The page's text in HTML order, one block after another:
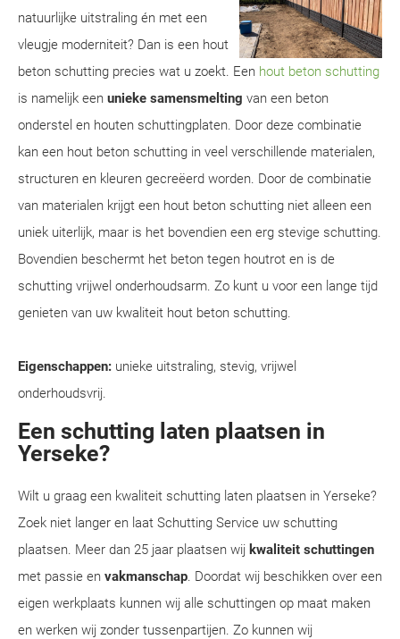
natuurlijke uitstraling én met een
vleugje moderniteit? Dan is een hout
beton schutting precies wat u zoekt. Een hout beton schutting
is namelijk een unieke samensmelting van een beton
onderstel en houten schuttingplaten. Door deze combinatie
kan een hout beton schutting in veel verschillende materialen,
structuren en kleuren gecreëerd worden. Door de combinatie
van materialen krijgt een hout beton schutting niet alleen een
uniek uiterlijk, maar is het bovendien een erg stevige schutting.
Bovendien beschermt het beton tegen houtrot en is de
schutting vrijwel onderhoudsarm. Zo kunt u voor een lange tijd
genieten van uw kwaliteit hout beton schutting.
Eigenschappen: unieke uitstraling, stevig, vrijwel
onderhoudsvrij.
Een schutting laten plaatsen in
Yerseke?
Wilt u graag een kwaliteit schutting laten plaatsen in Yerseke?
Zoek niet langer en laat Schutting Service uw schutting
plaatsen. Meer dan 25 jaar plaatsen wij kwaliteit schuttingen
met passie en vakmanschap. Doordat wij beschikken over een
eigen werkplaats kunnen wij alle schuttingen op maat maken
en werken wij zonder tussenpartijen. Zo kunnen wij